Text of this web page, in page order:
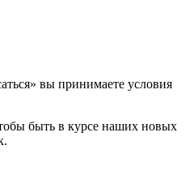
вы принимаете условия
быть в курсе наших новых